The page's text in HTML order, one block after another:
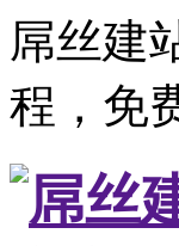
屌丝建
程，免